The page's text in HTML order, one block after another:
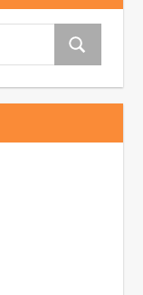
Recherche